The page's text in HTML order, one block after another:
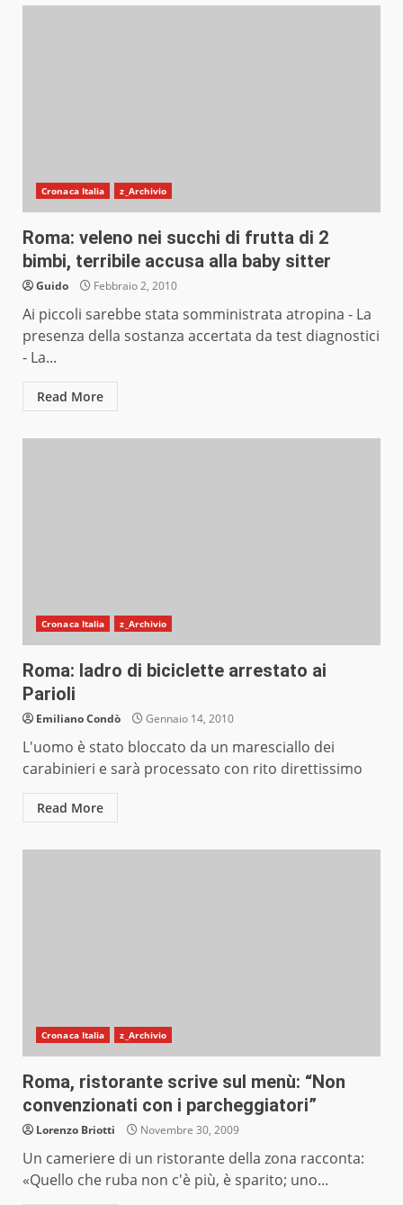
Cronaca Italia z_Archivio
Roma: veleno nei succhi di frutta di 2
bimbi, terribile accusa alla baby sitter
Guido Febbraio 2, 2010
Ai piccoli sarebbe stata somministrata atropina - La
presenza della sostanza accertata da test diagnostici
- La...
Read More
Cronaca Italia z_Archivio
Roma: ladro di biciclette arrestato ai
Parioli
Emiliano Condò Gennaio 14, 2010
L'uomo è stato bloccato da un maresciallo dei
carabinieri e sarà processato con rito direttissimo
Read More
Cronaca Italia z_Archivio
Roma, ristorante scrive sul menù: “Non
convenzionati con i parcheggiatori”
Lorenzo Briotti Novembre 30, 2009
Un cameriere di un ristorante della zona racconta:
«Quello che ruba non c'è più, è sparito; uno...